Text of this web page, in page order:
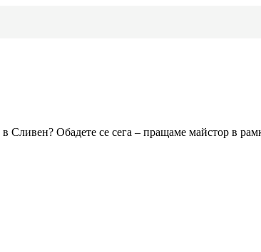
в Сливен? Обадете се сега – пращаме майстор в